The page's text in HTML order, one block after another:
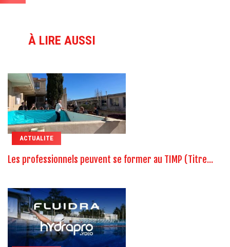
À LIRE AUSSI
ACTUALITE
Les professionnels peuvent se former au TIMP (Titre...